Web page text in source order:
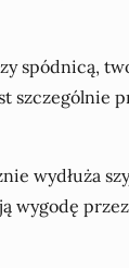
spódnicą,
szczególnie
wydłuża
wygodę przez